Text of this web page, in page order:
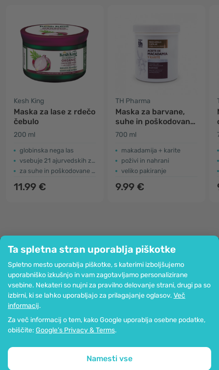
Ta spletna stran uporablja piškotke
Spletno mesto uporablja piškotke, s katerimi izboljšujemo
uporabniško izkušnjo in vam zagotavljamo personalizirane
vsebine. Nekateri so nujni za pravilno delovanje strani, drugi pa so
izbirni, ki se lahko uporabljajo za prilagajanje oglasov. Več
informacij.
Za več informacij o tem, kako Google uporablja osebne podatke,
obiščite: Google’s Privacy & Terms.
Namesti vse
Kesh King
Maska za lase z rdečo
čebulo
200 ml
globinska nega las
vsebuje 21 ajurvedskih zelišč
za suhe in poškodovane lase
11.99 €
TH Pharma
Maska za barvane,
suhe in poškodovane
lase
700 ml
makadamija + karite
poživi in nahrani
veliko pakiranje
9.99 €
Podjetje
Informacije
Pridružite se nam
Pomoč in naročila
Možnost kartičnega plačevanja. Zagotovljena zaščita osebnih podatkov
preko SSL-kodiranja.
Zemljevid strani